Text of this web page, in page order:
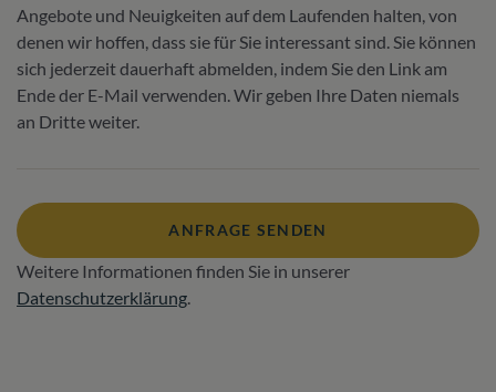
Angebote und Neuigkeiten auf dem Laufenden halten, von
denen wir hoffen, dass sie für Sie interessant sind. Sie können
sich jederzeit dauerhaft abmelden, indem Sie den Link am
Ende der E-Mail verwenden. Wir geben Ihre Daten niemals
an Dritte weiter.
ANFRAGE SENDEN
Weitere Informationen finden Sie in unserer
Datenschutzerklärung.